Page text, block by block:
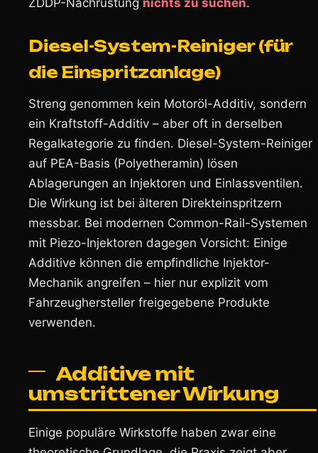
ZDDP-Nachrüstung nichts zu suchen.
Diesel-System-Reiniger (für
die Einspritzanlage)
Streng genommen kein Motoröl-Additiv, sondern
ein Kraftstoff-Additiv – aber oft in derselben
Regalkategorie zu finden. Diesel-System-Reiniger
auf PEA-Basis (Polyetheramin) lösen
Ablagerungen an Injektoren und Einlassventilen.
Die Wirkung ist bei älteren Direkteinspritzern
messbar. Bei modernen Common-Rail-Systemen
mit Piezo-Injektoren dagegen Vorsicht: Einige
Additive können die empfindliche Injektor-
Mechanik angreifen – hier nur explizit vom
Fahrzeughersteller freigegebene Produkte
verwenden.
Additive mit
umstrittener Wirkung
Einige populäre Wirkstoffe haben zwar eine